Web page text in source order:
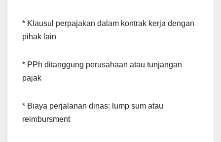
* Klausul perpajakan dalam kontrak kerja dengan
pihak lain
* PPh ditanggung perusahaan atau tunjangan
pajak
* Biaya perjalanan dinas: lump sum atau
reimbursment